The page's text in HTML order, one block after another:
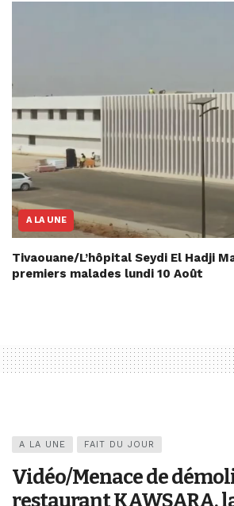
A LA UNE
Tivaouane/L’hôpital Seydi El Hadji
premiers malades lundi 10 Août
A LA UNE FAIT DU JOUR
Vidéo/Menace de